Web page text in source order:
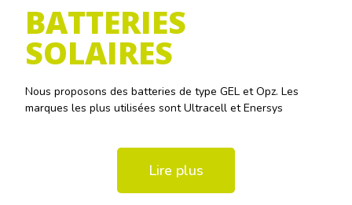
BATTERIES
SOLAIRES
Nous proposons des batteries de type GEL et Opz. Les
marques les plus utilisées sont Ultracell et Enersys
Lire plus